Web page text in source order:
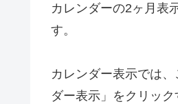
カレンダーの2ヶ月表
す。
カレンダー表示では
ダー表示」をクリッ